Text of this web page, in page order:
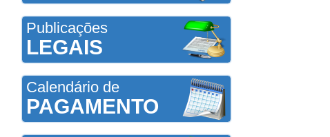
Publicações
LEGAIS
Calendário de
PAGAMENTO